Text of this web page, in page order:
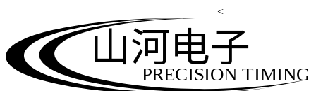
<
PRECISION TIMING
山河电子